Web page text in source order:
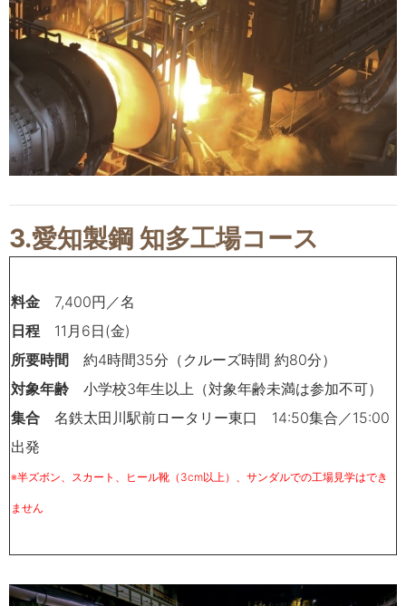
3.愛知製鋼 知多工場コース
料金 7,400円／名
日程
11 月 6日(金)
所要時間 約4時間35分（クルーズ時間 約80分）
対象年齢 小学校3年生以上（対象年齢未満は参加不可）
集合 名鉄太田川駅前ロータリー東口 14:50集合／15:00
出発
※半ズボン、スカート、ヒール靴（ 3cm以上 ） 、サンダルでの工場見学はでき
ません